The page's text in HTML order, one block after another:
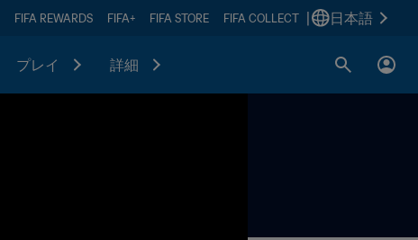
FIFA REWARDS FIFA+ FIFA STORE FIFA COLLECT 日本語
プレイ 詳細